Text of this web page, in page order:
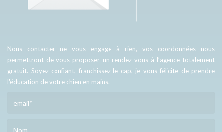
Nous contacter ne vous engage à rien, vos coordonnées nous
permettront de vous proposer un rendez-vous à l’agence totalement
gratuit. Soyez confiant, franchissez le cap, je vous félicite de prendre
l'éducation de votre chien en mains.